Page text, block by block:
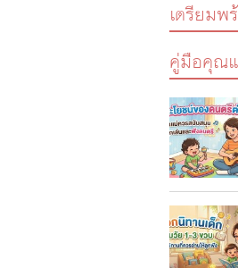
เตรียมพ
คู่มือคุณ